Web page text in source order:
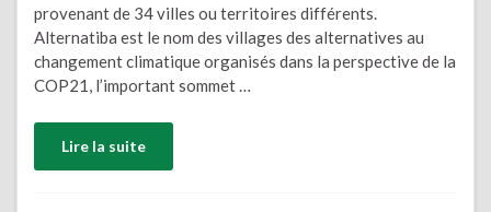
provenant de 34 villes ou territoires différents.
Alternatiba est le nom des villages des alternatives au
changement climatique organisés dans la perspective de la
COP21, l’important sommet …
Lire la suite